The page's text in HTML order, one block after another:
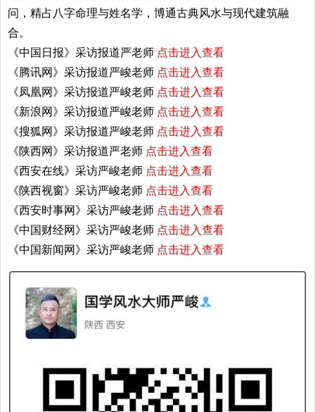
问，精占八字命理与姓名学，博通古典风水与现代建筑融
合。
《中国日报》采访报道严老师 点击进入查看
《腾讯网》采访报道严峻老师 点击进入查看
《凤凰网》采访报道严峻老师 点击进入查看
《新浪网》采访报道严峻老师 点击进入查看
《搜狐网》采访报道严峻老师 点击进入查看
《陕西网》采访报道严老师 点击进入查看
《西安在线》采访严峻老师 点击进入查看
《陕西视窗》采访严峻老师 点击进入查看
《西安时事网》采访严峻老师 点击进入查看
《中国财经网》采访严峻老师 点击进入查看
《中国新闻网》采访严峻老师 点击进入查看